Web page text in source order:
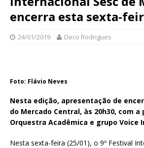
encerra esta sexta-
24/01/2019 Deco Rodrigues
Foto: Flávio Neves
Nesta edição, apresentação de
do Mercado Central, às 20h30, com
Orquestra Acadêmica e grupo Voice
Nesta sexta-feira (25/01), o 9º Festival